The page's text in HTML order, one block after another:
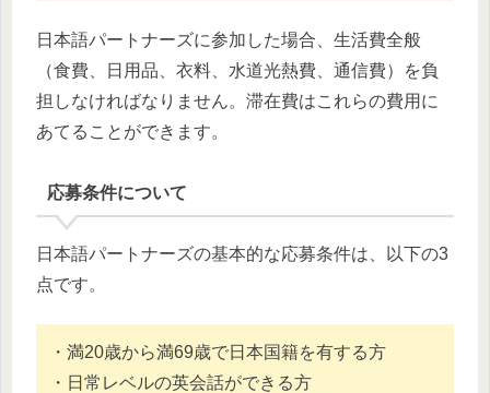
日本語パートナーズに参加した場合、生活費全般
（食費、日用品、衣料、水道光熱費、通信費）を負
担しなければなりません。滞在費はこれらの費用に
あてることができます。
応募条件について
日本語パートナーズの基本的な応募条件は、以下の3
点です。
・満20歳から満69歳で日本国籍を有する方
・日常レベルの英会話ができる方